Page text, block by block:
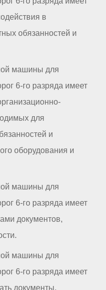
в
обязанностей и
машины для
6-го разряда имеет
для
и
оборудования и
машины для
6-го разряда имеет
документов,
машины для
6-го разряда имеет
документы,